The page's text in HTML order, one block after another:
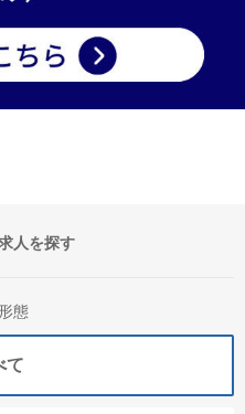
人を探す
態
て